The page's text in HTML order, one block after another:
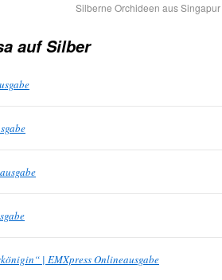
Silberne Orchideen aus Singapur
auf Silber
| EMXpress Onlineausgabe